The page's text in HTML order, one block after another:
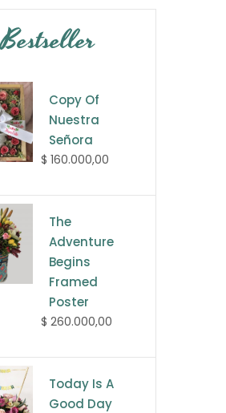
Bestseller
Copy Of
Nuestra
Señora
$ 160.000,00
The
Adventure
Begins
Framed
Poster
$ 260.000,00
Today Is A
Good Day